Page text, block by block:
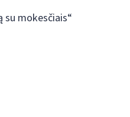
su mokesčiais“